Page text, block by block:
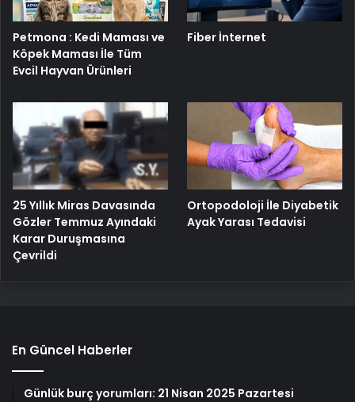
Petmona : Kedi Maması ve
Köpek Maması İle Tüm
Evcil Hayvan Ürünleri
Fiber İnternet
25 Yıllık Miras Davasında
Gözler Temmuz Ayındaki
Karar Duruşmasına
Çevrildi
Ortopodoloji İle Diyabetik
Ayak Yarası Tedavisi
En Güncel Haberler
Günlük burç yorumları: 21 Nisan 2025 Pazartesi